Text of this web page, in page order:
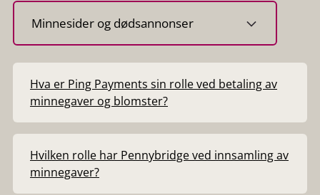
Velg
kategori
Hva er Ping Payments sin rolle ved betaling av
minnegaver og blomster?
Hvilken rolle har Pennybridge ved innsamling av
minnegaver?